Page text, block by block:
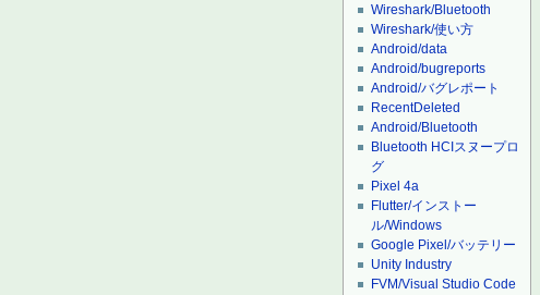
Wireshark/Bluetooth
Wireshark/使い方
Android/data
Android/bugreports
Android/バグレポート
RecentDeleted
Android/Bluetooth
Bluetooth HCIスヌープロ
グ
Pixel 4a
Flutter/インストー
ル/Windows
Google Pixel/バッテリー
Unity Industry
FVM/Visual Studio Code